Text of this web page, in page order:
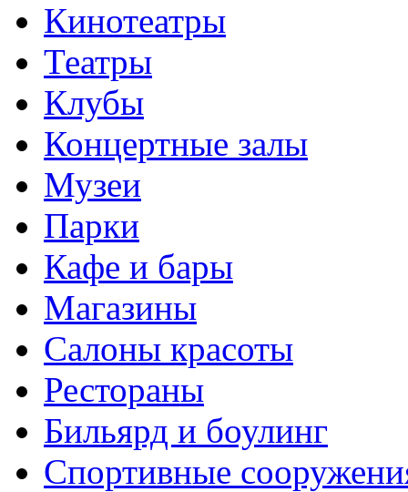
Кинотеатры
Театры
Клубы
Концертные залы
Музеи
Парки
Кафе и бары
Магазины
Салоны красоты
Рестораны
Бильярд и боулинг
Спортивные